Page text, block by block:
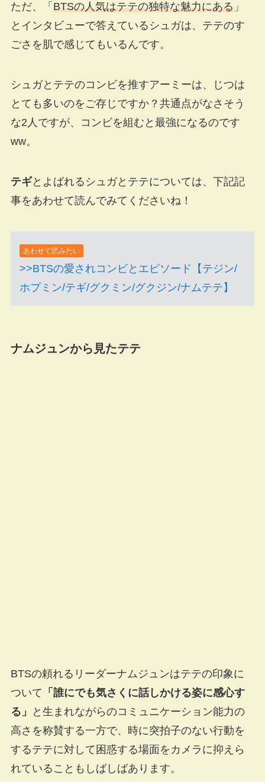
ただ、「 BTSの人気はテテの独特な魅力にある」
とインタビューで答えているシュガは、テテのす
ごさを肌で感じてもいるんです。
シュガとテテのコンビを推すアーミーは、じつは
とても多いのをご存じですか？共通点がなさそう
な2人ですが、コンビを組むと最強になるのです
ww。
テギとよばれるシュガとテテについては、下記記
事をあわせて読んでみてくださいね！
あわせて読みたい
>>BTSの愛されコンビとエピソード【テジン/
ホプミン/テギ/グクミン/グクジン/ナムテテ】
ナムジュンから見たテテ
BTSの頼れるリーダーナムジュンはテテの印象に
ついて 「誰にでも気さくに話しかける姿に感心す
る」
と生まれながらのコミュニケーション能力の
高さを称賛する一方で、時に突拍子のない行動を
するテテに対して困惑する場面をカメラに抑えら
れていることもしばしばあります。